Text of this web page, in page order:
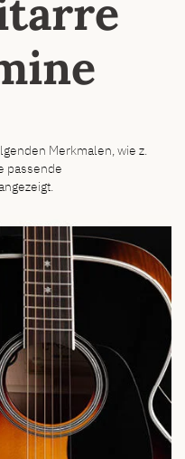
Merkmalen, wie z.
passende